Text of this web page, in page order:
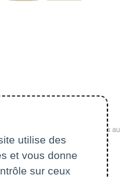
associé et agrégé d'anglais au
de l'Ecole Polytechnique.
utilise des
et vous donne
sur ceux